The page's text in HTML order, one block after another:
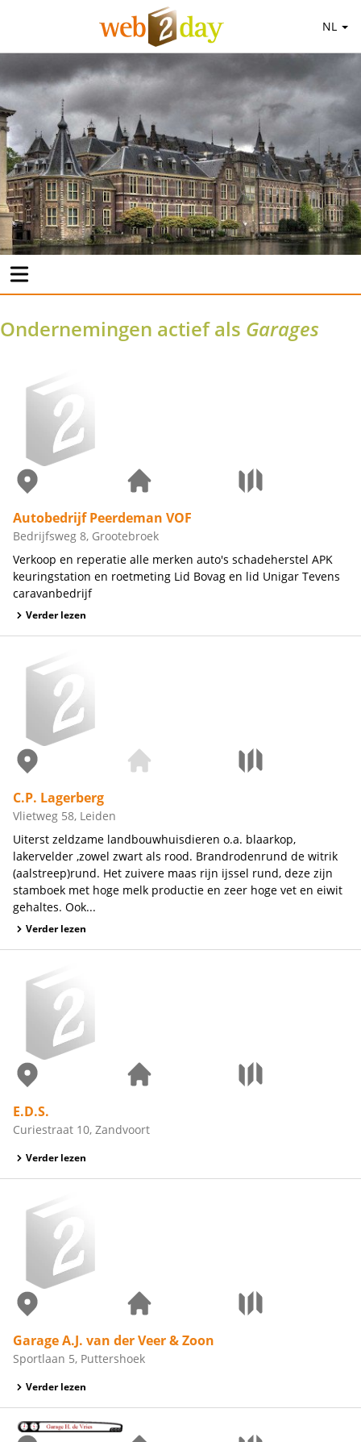
NL
Ondernemingen actief als Garages
Autobedrijf Peerdeman VOF
Bedrijfsweg 8, Grootebroek
Verkoop en reperatie alle merken auto's schadeherstel APK
keuringstation en roetmeting Lid Bovag en lid Unigar Tevens
caravanbedrijf
Verder lezen
C.P. Lagerberg
Vlietweg 58, Leiden
Uiterst zeldzame landbouwhuisdieren o.a. blaarkop,
lakervelder ,zowel zwart als rood. Brandrodenrund de witrik
(aalstreep)rund. Het zuivere maas rijn ijssel rund, deze zijn
stamboek met hoge melk productie en zeer hoge vet en eiwit
gehaltes. Ook...
Verder lezen
E.D.S.
Curiestraat 10, Zandvoort
Verder lezen
Garage A.J. van der Veer & Zoon
Sportlaan 5, Puttershoek
Verder lezen